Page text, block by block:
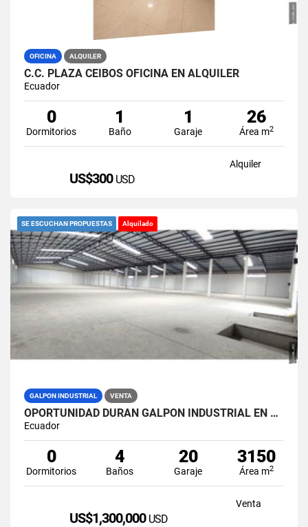
OFICINA ALQUILER
C.C. PLAZA CEIBOS OFICINA EN ALQUILER
Ecuador
0
Dormitorios
1
Baño
1
Garaje
26
Área m2
Alquiler
US$300 USD
SE ESCUCHAN PROPUESTAS Alquilado
GALPON INDUSTRIAL VENTA
OPORTUNIDAD DURAN GALPON INDUSTRIAL EN VENTA LAS BRISAS
Ecuador
0
Dormitorios
4
Baños
20
Garaje
3150
Área m2
Venta
US$1,300,000 USD